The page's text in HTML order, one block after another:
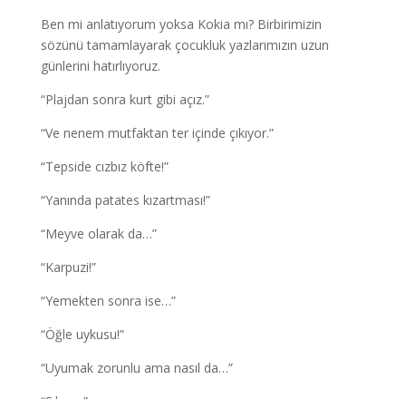
Ben mi anlatıyorum yoksa Kokia mı? Birbirimizin
sözünü tamamlayarak çocukluk yazlarımızın uzun
günlerini hatırlıyoruz.
“Plajdan sonra kurt gibi açız.”
“Ve nenem mutfaktan ter içinde çıkıyor.”
“Tepside cızbız köfte!”
“Yanında patates kızartması!”
“Meyve olarak da…”
“Karpuzi!”
“Yemekten sonra ise…”
“Öğle uykusu!”
“Uyumak zorunlu ama nasıl da…”